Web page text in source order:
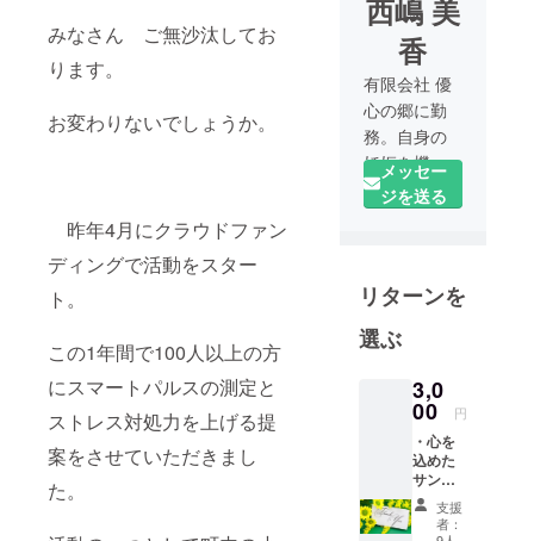
みなさん ご無沙汰してお
ります。
お変わりないでしょうか。
昨年4月にクラウドファン
ディングで活動をスター
ト。
この1年間で100人以上の方
にスマートパルスの測定と
ストレス対処力を上げる提
案をさせていただきまし
た。
西嶋 美
香
有限会社 優
心の郷に勤
務。自身の
妊娠を機に
健康への意
識が変わ
医学を学
達の健康
大人の健康
から”という
考えのも
と、地元で
健康に関す
るワーク
メッセー
ジを送る
リターンを
選ぶ
3,0
00 円
・心を
込めた
サンク
スレ
ター お
一人お
支援
者：